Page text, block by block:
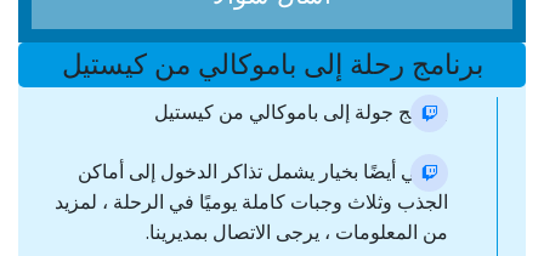
برنامج رحلة إلى باموكالي من كيستيل
برنامج جولة إلى باموكالي من كيستيل
نوصي أيضًا بخيار يشمل تذاكر الدخول إلى أماكن
الجذب وثلاث وجبات كاملة يوميًا في الرحلة ، لمزيد
من المعلومات ، يرجى الاتصال بمديرينا.